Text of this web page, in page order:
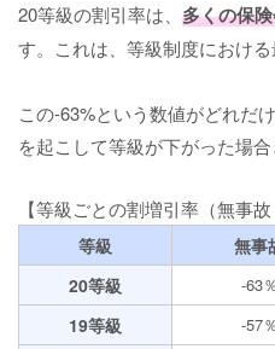
20等級の割引率は、 多くの保
す。これは、等級制度における
この-63%という数値がどれだ
を起こして等級が下がった場合
【等級ごとの割増引率（無事
等級 無事
20等級
-63％
19等級 -57％